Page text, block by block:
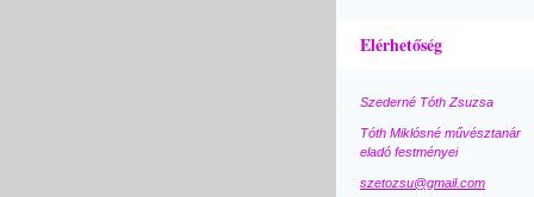
Elérhetőség
Szederné Tóth Zsuzsa
Tóth Miklósné művésztanár
eladó festményei
szetozsu@gmail.com